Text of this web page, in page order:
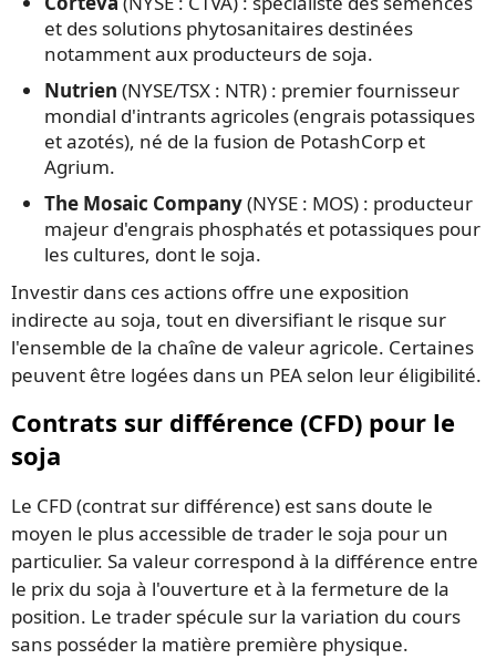
et des solutions phytosanitaires destinées
notamment aux producteurs de soja.
Nutrien (NYSE/TSX : NTR) : premier fournisseur
mondial d'intrants agricoles (engrais potassiques
et azotés), né de la fusion de PotashCorp et
Agrium.
The Mosaic Company(NYSE : MOS) : producteur
majeur d'engrais phosphatés et potassiques pour
les cultures, dont le soja.
Investir dans ces actions offre une exposition
indirecte au soja, tout en diversifiant le risque sur
l'ensemble de la chaîne de valeur agricole. Certaines
peuvent être logées dans un PEA selon leur éligibilité.
Contrats sur différence (CFD) pour le
soja
Le CFD (contrat sur différence) est sans doute le
moyen le plus accessible de trader le soja pour un
particulier. Sa valeur correspond à la différence entre
le prix du soja à l'ouverture et à la fermeture de la
position. Le trader spécule sur la variation du cours
sans posséder la matière première physique.